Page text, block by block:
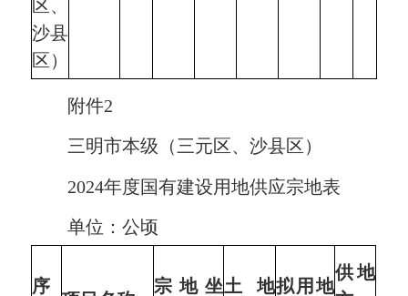
区、
沙县
区）
附件2
三明市本级（三元区、沙县区）
2024年度国有建设用地供应宗地表
单位：公顷
序
宗地坐土地拟用地
供地